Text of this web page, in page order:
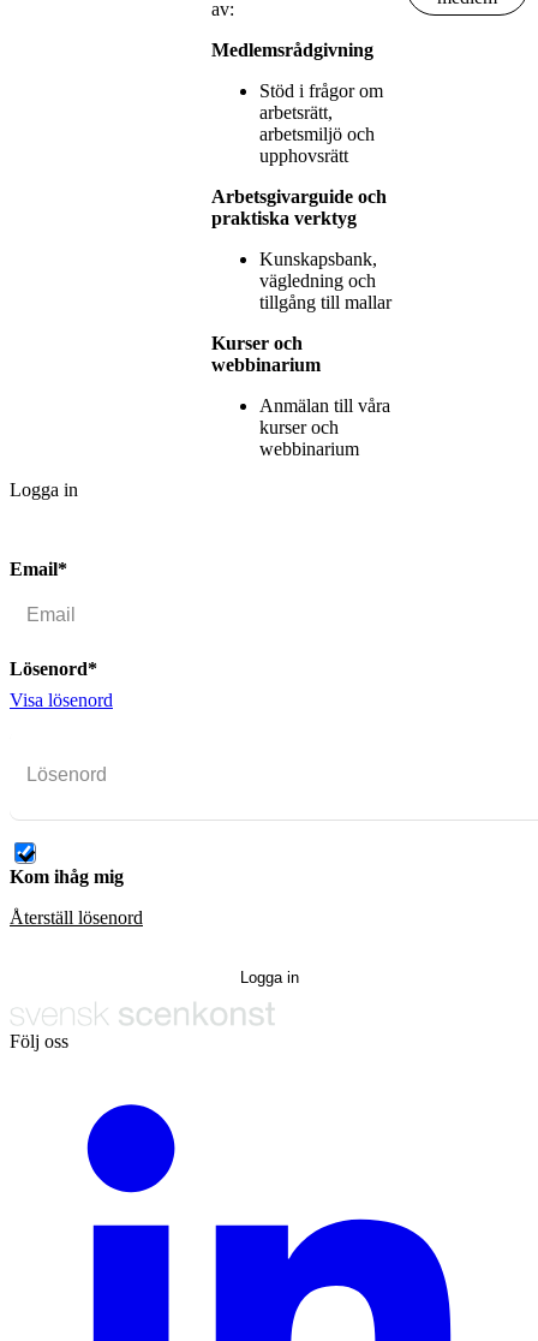
av:
Medlemsrådgivning
Stöd i frågor om
arbetsrätt,
arbetsmiljö och
upphovsrätt
Arbetsgivarguide och
praktiska verktyg
Kunskapsbank,
vägledning och
tillgång till mallar
Kurser och
webbinarium
Anmälan till våra
kurser och
webbinarium
Logga in
Email*
Lösenord*
Visa lösenord
Kom ihåg mig
Återställ lösenord
Följ oss